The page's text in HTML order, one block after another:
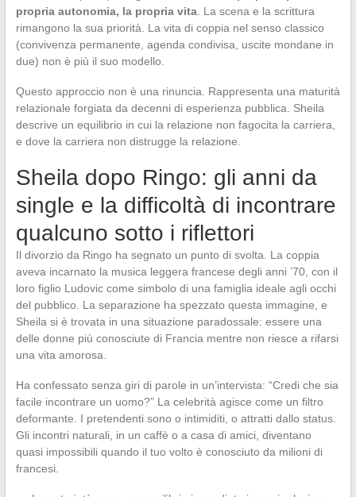
propria autonomia, la propria vita. La scena e la scrittura
rimangono la sua priorità. La vita di coppia nel senso classico
(convivenza permanente, agenda condivisa, uscite mondane in
due) non è più il suo modello.
Questo approccio non è una rinuncia. Rappresenta una maturità
relazionale forgiata da decenni di esperienza pubblica. Sheila
descrive un equilibrio in cui la relazione non fagocita la carriera,
e dove la carriera non distrugge la relazione.
Sheila dopo Ringo: gli anni da
single e la difficoltà di incontrare
qualcuno sotto i riflettori
Il divorzio da Ringo ha segnato un punto di svolta. La coppia
aveva incarnato la musica leggera francese degli anni ’70, con il
loro figlio Ludovic come simbolo di una famiglia ideale agli occhi
del pubblico. La separazione ha spezzato questa immagine, e
Sheila si è trovata in una situazione paradossale: essere una
delle donne più conosciute di Francia mentre non riesce a rifarsi
una vita amorosa.
Ha confessato senza giri di parole in un’intervista: “Credi che sia
facile incontrare un uomo?” La celebrità agisce come un filtro
deformante. I pretendenti sono o intimiditi, o attratti dallo status.
Gli incontri naturali, in un caffè o a casa di amici, diventano
quasi impossibili quando il tuo volto è conosciuto da milioni di
francesi.